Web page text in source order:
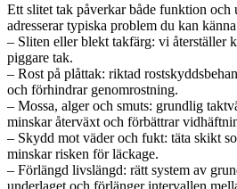
Ett slitet tak påverkar både funktion och
adresserar typiska problem du kan
– Sliten eller blekt takfärg: vi återställer
piggare tak.
– Rost på plåttak: riktad
och förhindrar genomrostning.
– Mossa, alger och smuts: grundlig
minskar återväxt och förbättrar
– Skydd mot väder och fukt: täta skikt
minskar risken för läckage.
– Förlängd livslängd: rätt system av
underlaget och förlänger intervallen